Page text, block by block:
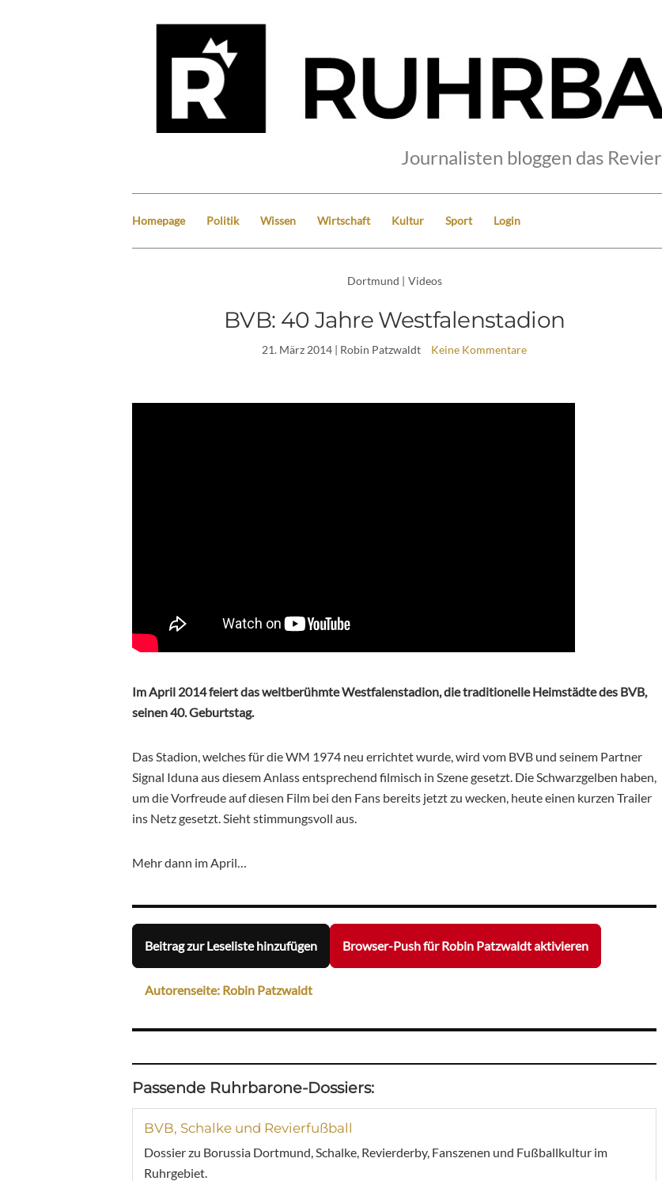
Journalisten bloggen das Revier
Homepage Politik Wissen Wirtschaft Kultur Sport Login
Dortmund | Videos
BVB: 40 Jahre Westfalenstadion
21. März 2014 | Robin Patzwaldt Keine Kommentare
Im April 2014 feiert das weltberühmte Westfalenstadion, die traditionelle Heimstädte des BVB,
seinen 40. Geburtstag.
Das Stadion, welches für die WM 1974 neu errichtet wurde, wird vom BVB und seinem Partner
Signal Iduna aus diesem Anlass entsprechend filmisch in Szene gesetzt. Die Schwarzgelben haben,
um die Vorfreude auf diesen Film bei den Fans bereits jetzt zu wecken, heute einen kurzen Trailer
ins Netz gesetzt. Sieht stimmungsvoll aus.
Mehr dann im April…
Beitrag zur Leseliste hinzufügen Browser-Push für Robin Patzwaldt aktivieren
Autorenseite: Robin Patzwaldt
Passende Ruhrbarone-Dossiers:
BVB, Schalke und Revierfußball
Dossier zu Borussia Dortmund, Schalke, Revierderby, Fanszenen und Fußballkultur im
Ruhrgebiet.